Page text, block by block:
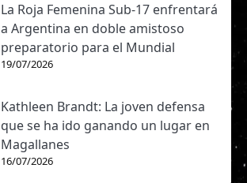
La Roja Femenina Sub-17 enfrentará
a Argentina en doble amistoso
preparatorio para el Mundial
19/07/2026
Kathleen Brandt: La joven defensa
que se ha ido ganando un lugar en
Magallanes
16/07/2026